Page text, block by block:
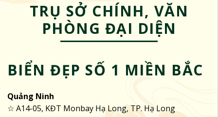
TRỤ SỞ CHÍNH, VĂN
PHÒNG ĐẠI DIỆN
BIỂN ĐẸP SỐ 1 MIỀN BẮC
Quảng Ninh
☆ A14-05, KĐT Monbay Hạ Long, TP. Hạ Long